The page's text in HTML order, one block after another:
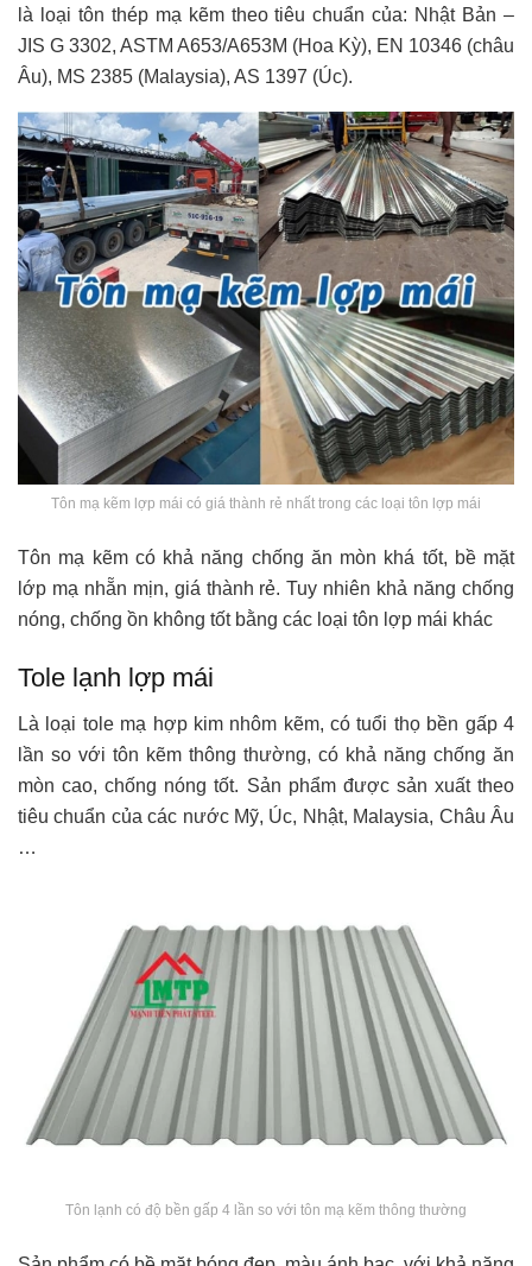
là loại tôn thép mạ kẽm theo tiêu chuẩn của: Nhật Bản –
JIS G 3302, ASTM A653/A653M (Hoa Kỳ), EN 10346 (châu
Âu), MS 2385 (Malaysia), AS 1397 (Úc).
Tôn mạ kẽm lợp mái có giá thành rẻ nhất trong các loại tôn lợp mái
Tôn mạ kẽm có khả năng chống ăn mòn khá tốt, bề mặt
lớp mạ nhẵn mịn, giá thành rẻ. Tuy nhiên khả năng chống
nóng, chống ồn không tốt bằng các loại tôn lợp mái khác
Tole lạnh lợp mái
Là loại tole mạ hợp kim nhôm kẽm, có tuổi thọ bền gấp 4
lần so với tôn kẽm thông thường, có khả năng chống ăn
mòn cao, chống nóng tốt. Sản phẩm được sản xuất theo
tiêu chuẩn của các nước Mỹ, Úc, Nhật, Malaysia, Châu Âu
…
Tôn lạnh có độ bền gấp 4 lần so với tôn mạ kẽm thông thường